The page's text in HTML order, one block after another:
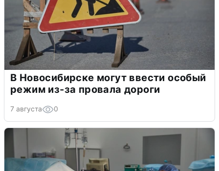
В Новосибирске могут ввести особый
режим из-за провала дороги
7 августа 0